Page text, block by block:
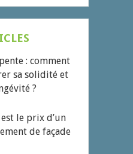
: comment
sa solidité et
?
le prix d’un
de façade